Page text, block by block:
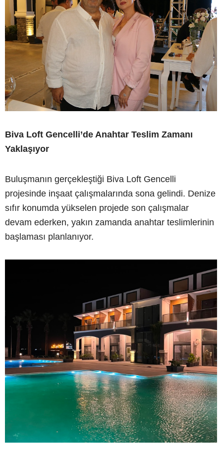
Biva Loft Gencelli’de Anahtar Teslim Zamanı
Yaklaşıyor
Buluşmanın gerçekleştiği Biva Loft Gencelli
projesinde inşaat çalışmalarında sona gelindi. Denize
sıfır konumda yükselen projede son çalışmalar
devam ederken, yakın zamanda anahtar teslimlerinin
başlaması planlanıyor.